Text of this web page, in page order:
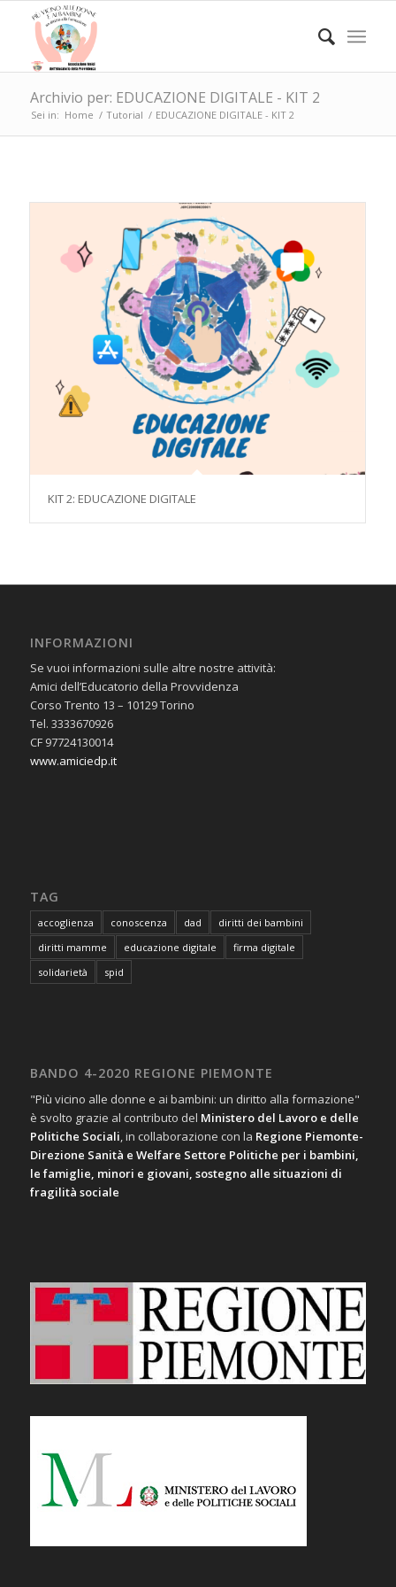
Archivio per: EDUCAZIONE DIGITALE - KIT 2
Sei in: Home / Tutorial / EDUCAZIONE DIGITALE - KIT 2
KIT 2: EDUCAZIONE DIGITALE
INFORMAZIONI
Se vuoi informazioni sulle altre nostre attività:
Amici dell’Educatorio della Provvidenza
Corso Trento 13 – 10129 Torino
Tel. 3333670926
CF 97724130014
www.amiciedp.it
TAG
accoglienza conoscenza dad
diritti dei bambini
diritti mamme
educazione digitale
firma digitale
solidarietà
spid
BANDO 4-2020 REGIONE PIEMONTE
"Più vicino alle donne e ai bambini: un diritto alla formazione"
è svolto grazie al contributo del Ministero del Lavoro e delle
Politiche Sociali , in collaborazione con la Regione Piemonte-
Direzione Sanità e Welfare Settore Politiche per i bambini,
le famiglie, minori e giovani, sostegno alle situazioni di
fragilità sociale